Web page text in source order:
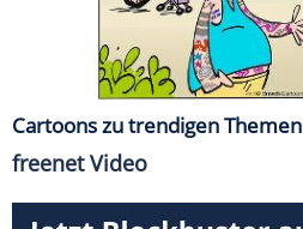
Cartoons zu trendigen Themen
freenet Video